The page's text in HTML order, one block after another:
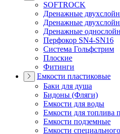
SOFTROCK
Дренажные
Дренажные
Дренажные
Перфокор SN4-SN16
Система Гольфстрим
Плоские
Фитинги
Емкости пластиковые
Баки для душа
Бидоны (Фляги)
Емкости для воды
Емкости для топлива
Емкости подземные
Емкости